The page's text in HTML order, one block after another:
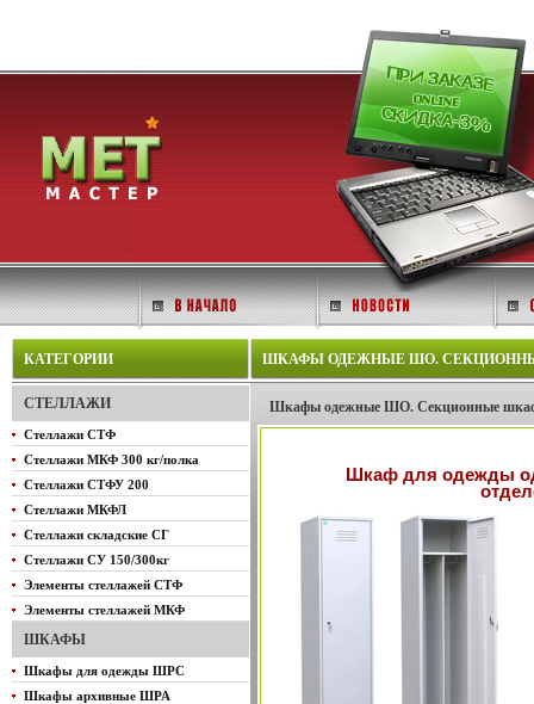
КАТЕГОРИИ
СТЕЛЛАЖИ
Стеллажи СТФ
Стеллажи МКФ 300 кг/полка
Стеллажи СТФУ 200
Стеллажи МКФЛ
Стеллажи складские СГ
Стеллажи СУ 150/300кг
Элементы стеллажей СТФ
Элементы стеллажей МКФ
ШКАФЫ
Шкафы для одежды ШРС
Шкафы архивные ШРА
ШКАФЫ ОДЕЖНЫЕ ШО.
Шкафы одежные ШО. Секционные
Шкаф для одежды